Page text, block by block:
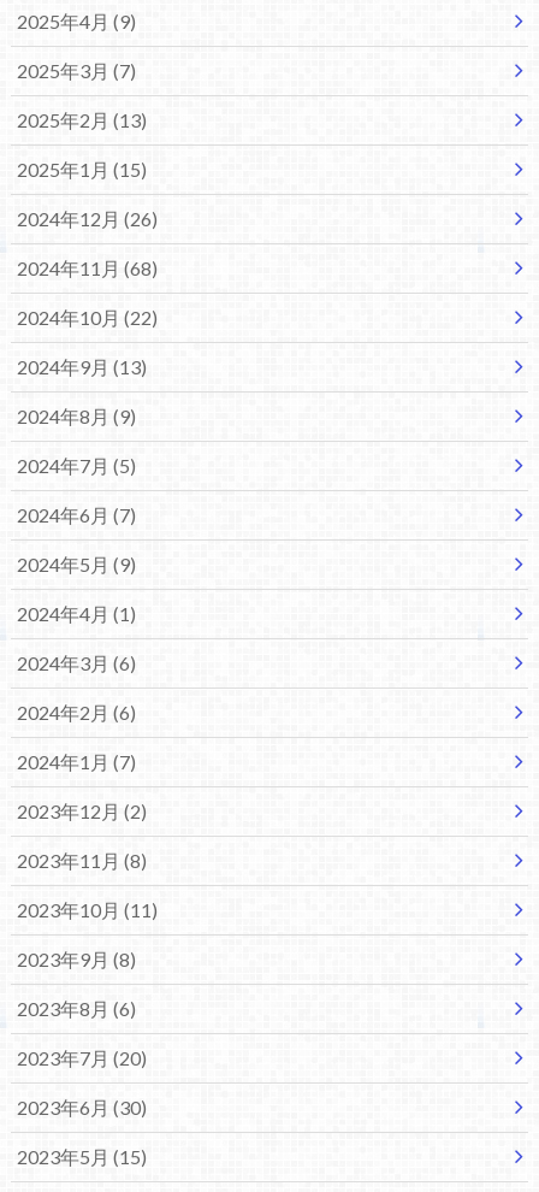
2025年4月 (9)
2025年3月 (7)
2025年2月 (13)
2025年1月 (15)
2024年12月 (26)
2024年11月 (68)
2024年10月 (22)
2024年9月 (13)
2024年8月 (9)
2024年7月 (5)
2024年6月 (7)
2024年5月 (9)
2024年4月 (1)
2024年3月 (6)
2024年2月 (6)
2024年1月 (7)
2023年12月 (2)
2023年11月 (8)
2023年10月 (11)
2023年9月 (8)
2023年8月 (6)
2023年7月 (20)
2023年6月 (30)
2023年5月 (15)